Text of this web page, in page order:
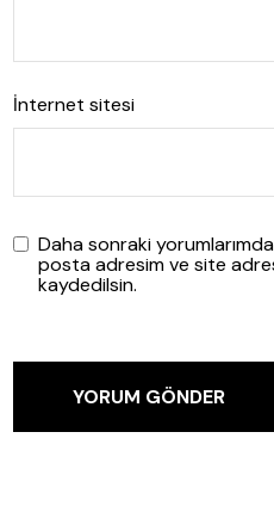
İnternet sitesi
Daha sonraki yorumlarımda
posta adresim ve site
kaydedilsin.
YORUM GÖNDER